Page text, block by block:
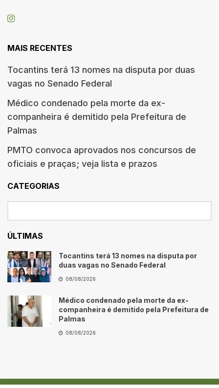
MAIS RECENTES
Tocantins terá 13 nomes na disputa por duas
vagas no Senado Federal
Médico condenado pela morte da ex-
companheira é demitido pela Prefeitura de
Palmas
PMTO convoca aprovados nos concursos de
oficiais e praças; veja lista e prazos
CATEGORIAS
ÚLTIMAS
Tocantins terá 13 nomes na disputa por
duas vagas no Senado Federal
08/08/2026
Médico condenado pela morte da ex-
companheira é demitido pela Prefeitura de
Palmas
08/08/2026